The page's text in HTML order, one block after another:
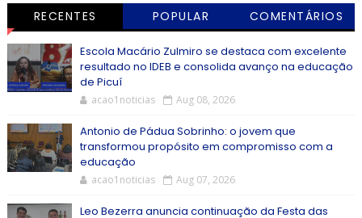
RECENTES POPULAR COMENTÁRIOS
Escola Macário Zulmiro se destaca com excelente
resultado no IDEB e consolida avanço na educação
de Picuí
acao1noticias Aug 08, 2026
Antonio de Pádua Sobrinho: o jovem que
transformou propósito em compromisso com a
educação
acao1noticias Aug 07, 2026
Leo Bezerra anuncia continuação da Festa das